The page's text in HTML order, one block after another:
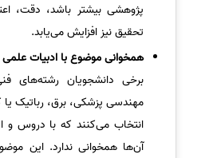
پژوهشی بیشتر باشد، دقت،
تحقیق نیز افزایش می‌یابد.
همخوانی موضوع با ادبیات
برخی دانشجویان رشته‌های
مهندسی پزشکی، برق، رباتیک یا
انتخاب می‌کنند که با دروس
آن‌ها همخوانی ندارد. این